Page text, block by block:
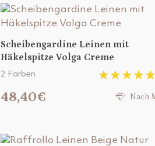
Scheibengardine Leinen mit
Häkelspitze Volga Creme
2 Farben
48,40€ Nach